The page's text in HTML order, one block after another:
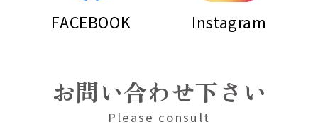
FACEBOOK Instagram
お問い合わせ下さい
Please consult